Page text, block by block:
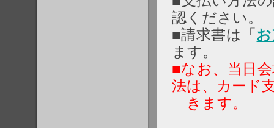
認ください。
■請求書は「
ます。
■なお、当日
法は、カード
きます。